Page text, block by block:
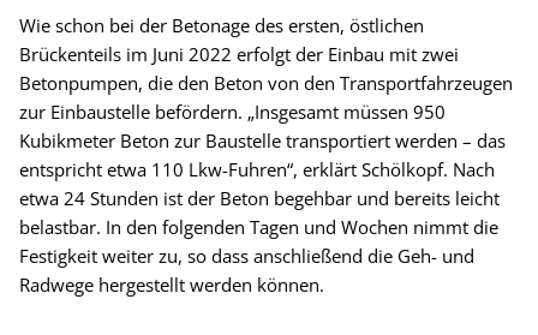
Wie schon bei der Betonage des ersten, östlichen
Brückenteils im Juni 2022 erfolgt der Einbau mit zwei
Betonpumpen, die den Beton von den Transportfahrzeugen
zur Einbaustelle befördern. „Insgesamt müssen 950
Kubikmeter Beton zur Baustelle transportiert werden – das
entspricht etwa 110 Lkw-Fuhren“, erklärt Schölkopf. Nach
etwa 24 Stunden ist der Beton begehbar und bereits leicht
belastbar. In den folgenden Tagen und Wochen nimmt die
Festigkeit weiter zu, so dass anschließend die Geh- und
Radwege hergestellt werden können.